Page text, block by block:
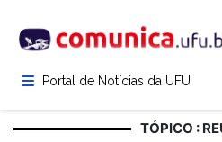
para
conteúdoPortal de Notícias da UFU
TÓPICO :